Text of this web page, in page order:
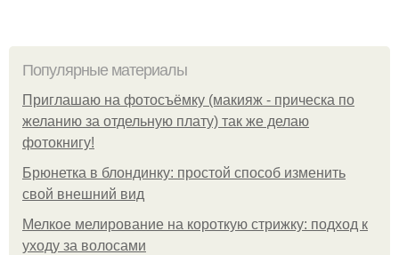
Популярные материалы
Приглашаю на фотосъёмку (макияж - прическа по
желанию за отдельную плату) так же делаю
фотокнигу!
Брюнетка в блондинку: простой способ изменить
свой внешний вид
Мелкое мелирование на короткую стрижку: подход к
уходу за волосами